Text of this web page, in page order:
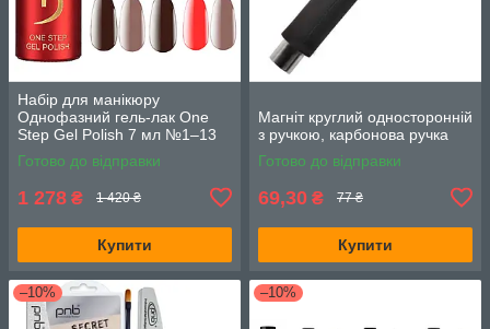
Набір для манікюру
Однофазний гель-лак One
Step Gel Polish 7 мл №1–13
13 шт
Готово до відправки
1 278 ₴ 1 420 ₴
Купити
Магніт круглий односторонній
з ручкою, карбонова ручка
Готово до відправки
69,30 ₴ 77 ₴
Купити
–10% –10%